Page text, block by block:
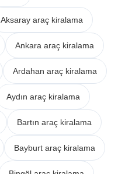
Aksaray araç kiralama
Ankara araç kiralama
Ardahan araç kiralama
Aydın araç kiralama
Bartın araç kiralama
Bayburt araç kiralama